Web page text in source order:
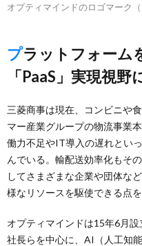
オプティマインドのロゴマーク（
プラットフォームを随時提供する
「PaaS」実現視野
三菱商事は現在、コンビニや
マー産業グループの物流事業
働力不足やIT導入の遅れとい
んでいる。輸配送効率化もそ
してさまざまな企業や団体な
様なリソースを駆使できる点
オプティマインドは15年6月
社長らを中心に、AI（人工知